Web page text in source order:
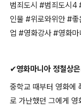
범죄도시 #범죄도시 4
인물 #위로와위안 #좋
업 #영화강사 #영화마
✔영화마니아 정철상은
중학교 때부터 영화에
로 가난했던 그에게